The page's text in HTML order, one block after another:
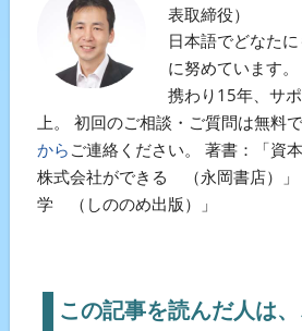
表取締役）
日本語でどなた
に努めています
携わり15年、サ
上。 初回のご相談・ご質問は無料
から ご連絡ください。 著書：「資
株式会社ができる （永岡書店）」
学 （しののめ出版）」
この記事を読んだ人は